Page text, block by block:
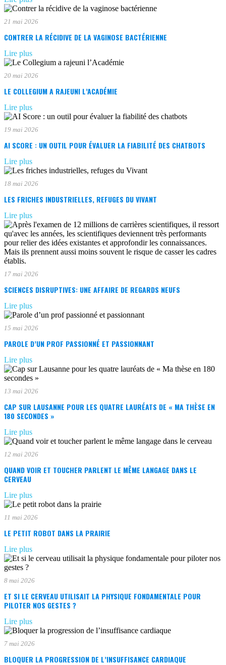
21 mai 2026
CONTRER LA RÉCIDIVE DE LA VAGINOSE BACTÉRIENNE
Lire plus
20 mai 2026
LE COLLEGIUM A RAJEUNI L’ACADÉMIE
Lire plus
19 mai 2026
AI SCORE : UN OUTIL POUR ÉVALUER LA FIABILITÉ DES CHATBOTS
Lire plus
18 mai 2026
LES FRICHES INDUSTRIELLES, REFUGES DU VIVANT
Lire plus
17 mai 2026
SCIENCES DISRUPTIVES: UNE AFFAIRE DE REGARDS NEUFS
Lire plus
15 mai 2026
PAROLE D’UN PROF PASSIONNÉ ET PASSIONNANT
Lire plus
13 mai 2026
CAP SUR LAUSANNE POUR LES QUATRE LAURÉATS DE « MA THÈSE EN
180 SECONDES »
Lire plus
12 mai 2026
QUAND VOIR ET TOUCHER PARLENT LE MÊME LANGAGE DANS LE
CERVEAU
Lire plus
11 mai 2026
LE PETIT ROBOT DANS LA PRAIRIE
Lire plus
8 mai 2026
ET SI LE CERVEAU UTILISAIT LA PHYSIQUE FONDAMENTALE POUR
PILOTER NOS GESTES ?
Lire plus
7 mai 2026
BLOQUER LA PROGRESSION DE L’INSUFFISANCE CARDIAQUE